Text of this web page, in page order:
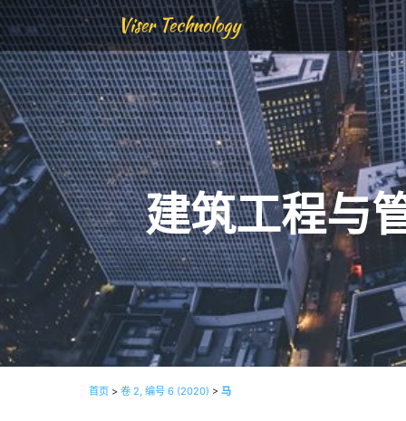
Viser Technology
建筑工程与
首页 > 卷 2, 编号 6 (2020) > 马